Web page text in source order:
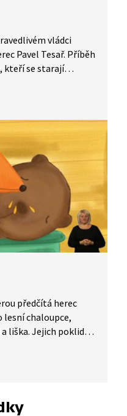
vládci
Pavel Tesař. Příběh
kteří se starají
není jednoduchá.
předčítá herec
lesní chaloupce,
liška. Jejich poklidné